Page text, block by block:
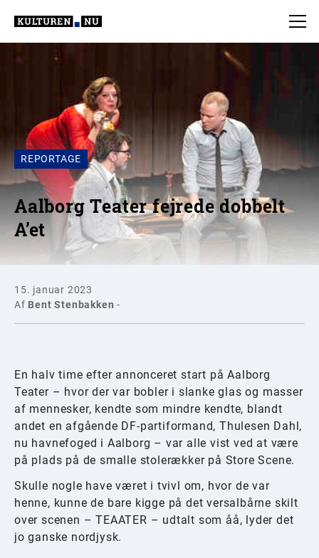
REPORTAGE
Aalborg Teater fejrede dobbelt
A’et
15. januar 2023
Af Bent Stenbakken -
En halv time efter annonceret start på Aalborg
Teater – hvor der var bobler i slanke glas og masser
af mennesker, kendte som mindre kendte, blandt
andet en afgående DF-partiformand, Thulesen Dahl,
nu havnefoged i Aalborg – var alle vist ved at være
på plads på de smalle stolerækker på Store Scene.
Skulle nogle have været i tvivl om, hvor de var
henne, kunne de bare kigge på det versalbårne skilt
over scenen – TEAATER – udtalt som åå, lyder det
jo ganske nordjysk.